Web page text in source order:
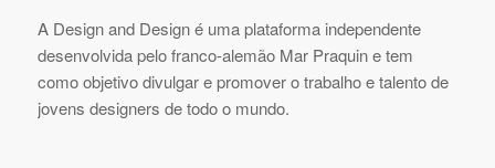
A Design and Design é uma plataforma independente
desenvolvida pelo franco-alemão Mar Praquin e tem
como objetivo divulgar e promover o trabalho e talento de
jovens designers de todo o mundo.